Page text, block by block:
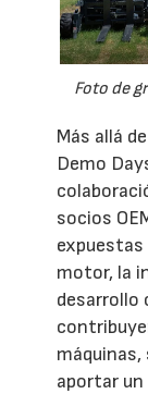
Foto de
Más allá
Demo
socios
motor, la
desarrollo
aportar un